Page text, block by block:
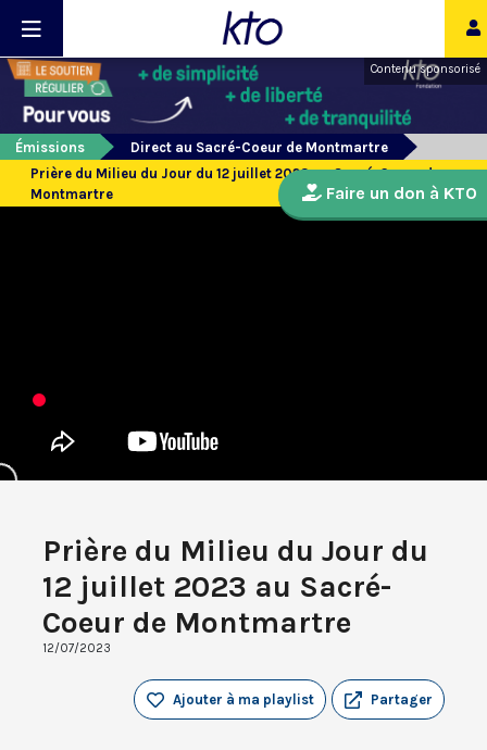
Contenu sponsorisé
Émissions
Direct au Sacré-Coeur de Montmartre
Prière du Milieu du Jour du 12 juillet 2023 au Sacré-Coeur de
Montmartre
Prière du Milieu du Jour du
12 juillet 2023 au Sacré-
Coeur de Montmartre
12/07/2023
Partager
Ajouter à ma playlist
Faire un don à KTO